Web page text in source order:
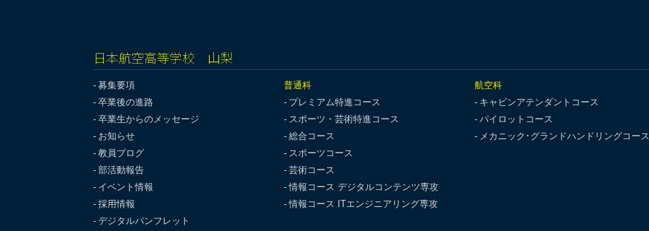
日本航空高等学校 山梨
募集要項
卒業後の進路
卒業生からのメッセージ
お知らせ
教員ブログ
部活動報告
イベント情報
採用情報
デジタルパンフレット
普通科
プレミアム特進コース
スポーツ・芸術特進コース
総合コース
スポーツコース
芸術コース
情報コース デジタルコンテンツ専攻
情報コース ITエンジニアリング専攻
航空科
キャビンアテンダントコース
パイロットコース
メカニック･グランドハンドリングコース